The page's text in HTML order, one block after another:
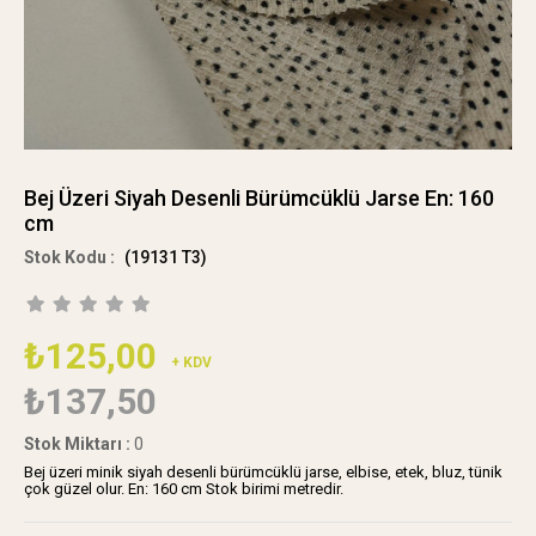
Bej Üzeri Siyah Desenli Bürümcüklü Jarse En: 160
cm
(19131 T3)
₺125,00 + KDV
₺137,50
Stok Miktarı : 0
Bej üzeri minik siyah desenli bürümcüklü jarse, elbise, etek, bluz, tünik
çok güzel olur. En: 160 cm Stok birimi metredir.